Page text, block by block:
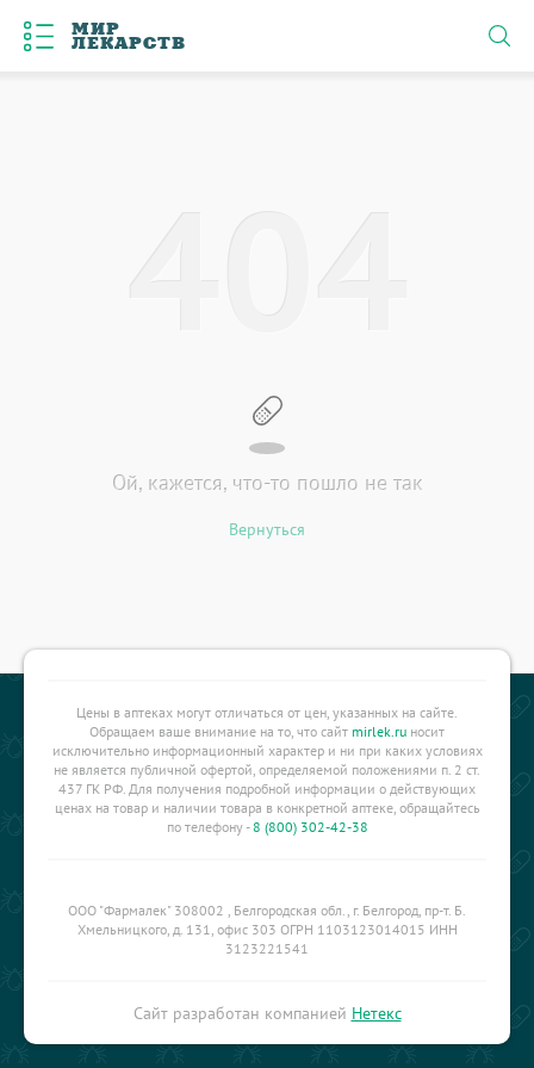
МИР
ЛЕКАРСТВ
404
Ой, кажется, что-то пошло не так
Вернуться
Цены в аптеках могут отличаться от цен, указанных на сайте.
Обращаем ваше внимание на то, что сайт mirlek.ru носит
исключительно информационный характер и ни при каких условиях
не является публичной офертой, определяемой положениями п. 2 ст.
437 ГК РФ. Для получения подробной информации о действующих
ценах на товар и наличии товара в конкретной аптеке, обращайтесь
по телефону -8 (800) 302-42-38
ООО "Фармалек" 308002 , Белгородская обл., г. Белгород, пр-т. Б.
Хмельницкого, д. 131, офис 303 ОГРН 1103123014015 ИНН
3123221541
Сайт разработан компанией Нетекс